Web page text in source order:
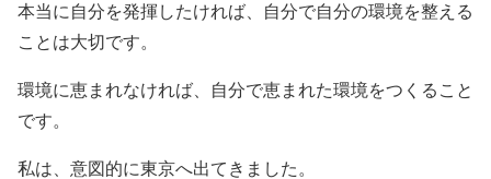
本当に自分を発揮したければ、自分で自分の環境を整える
ことは大切です。
環境に恵まれなければ、自分で恵まれた環境をつくること
です。
私は、意図的に東京へ出てきました。